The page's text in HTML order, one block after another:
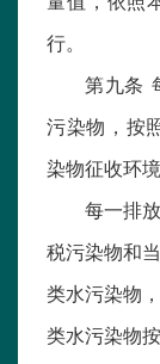
行。
第九条
污染物，按
染物征收环境
每一排
税污染物和
类水污染物
类水污染物